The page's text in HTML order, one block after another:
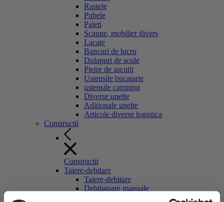
Rastele
Pubele
Paleti
Scaune, mobilier divers
Lacate
Bancuri de lucru
Dulapuri de scule
Pietre de ascutit
Ustensile bucatarie
ustensile camping
Diverse unelte
Aditionale unelte
Articole diverse logistica
Constructii
Constructii
Taiere-debitare
Taiere-debitare
Debitatoare manuale
Fierastraie materiale de constructii